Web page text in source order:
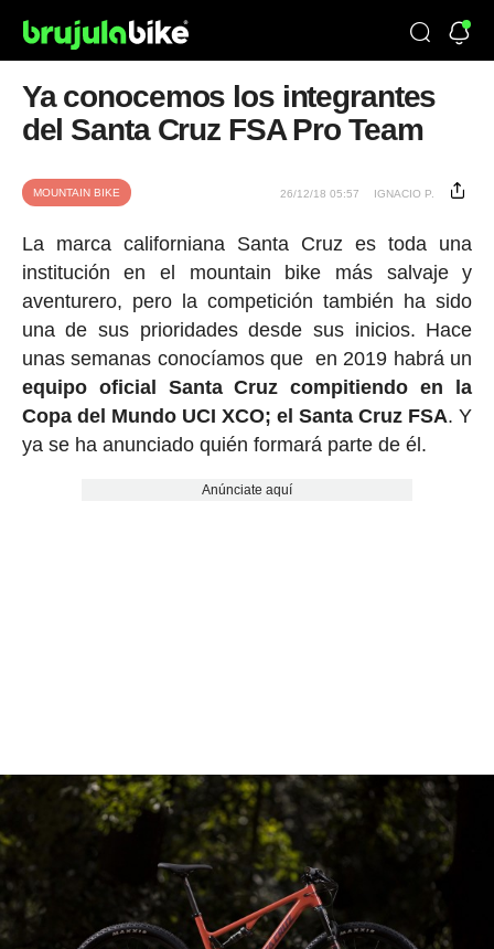
Ya conocemos los integrantes
del Santa Cruz FSA Pro Team
MOUNTAIN BIKE 26/12/18 05:57 IGNACIO P.
La marca californiana Santa Cruz es toda una
institución en el mountain bike más salvaje y
aventurero, pero la competición también ha sido
una de sus prioridades desde sus inicios. Hace
unas semanas conocíamos que en 2019 habrá un
equipo oficial Santa Cruz compitiendo en la
Copa del Mundo UCI XCO; el Santa Cruz FSA. Y
ya se ha anunciado quién formará parte de él.
Anúnciate aquí